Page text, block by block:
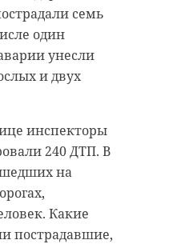
семь
один
унесли
и двух
инспекторы
240 ДТП. В
на
Какие
пострадавшие,